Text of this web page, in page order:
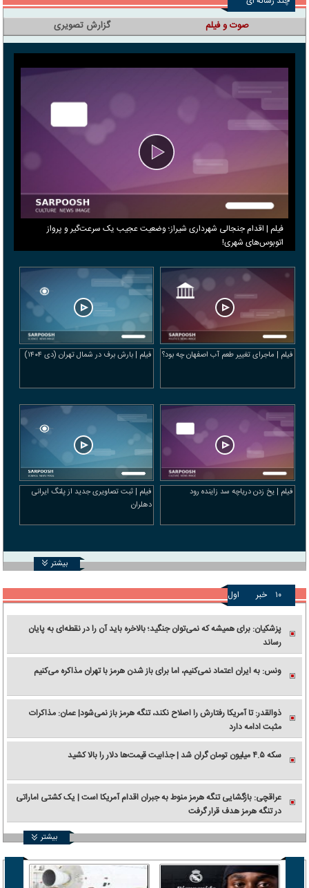
صوت و فیلم
فیلم | اقدام جنجالی شهرداری شیراز؛ وضعیت عجیب یک سرعت‌گیر و پرواز
اتوبوس‌های شهری!
فیلم | ماجرای تغییر طعم آب اصفهان چه بود؟ فیلم | بارش برف در شمال تهران (دی ۱۴۰۴)
فیلم | یخ زدن دریاچه سد زاینده‌ رود
فیلم | ثبت تصاویری جدید از پلنگ ایرانی
دهلران
بیشتر
گزارش تصویری
۱۰ خبر اول
پزشکیان: برای همیشه که نمی‌توان جنگید؛ بالاخره باید آن را در نقطه‌ای به پایان
رساند
ونس: به ایران اعتماد نمی‌کنیم، اما برای باز شدن هرمز با تهران مذاکره می‌کنیم
ذوالقدر: تا آمریکا رفتارش را اصلاح نکند، تنگه هرمز باز نمی‌شود| عمان: مذاکرات
مثبت ادامه دارد
سکه ۴.۵ میلیون تومان گران شد | جذابیت قیمت‌ها دلار را بالا کشید
عراقچی: بازگشایی تنگه هرمز منوط به جبران اقدام آمریکا است | یک کشتی اماراتی
در تنگه هرمز هدف قرار گرفت
بیشتر